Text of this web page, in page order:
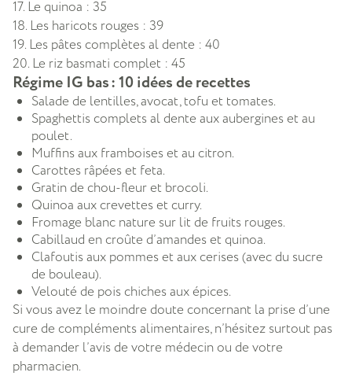
17. Le quinoa : 35
18. Les haricots rouges : 39
19. Les pâtes complètes al dente : 40
20. Le riz basmati complet : 45
Régime IG bas : 10 idées de recettes
Salade de lentilles, avocat, tofu et tomates.
Spaghettis complets al dente aux aubergines et au
poulet.
Muffins aux framboises et au citron.
Carottes râpées et feta.
Gratin de chou-fleur et brocoli.
Quinoa aux crevettes et curry.
Fromage blanc nature sur lit de fruits rouges.
Cabillaud en croûte d’amandes et quinoa.
Clafoutis aux pommes et aux cerises (avec du sucre
de bouleau).
Velouté de pois chiches aux épices.
Si vous avez le moindre doute concernant la prise d’une
cure de compléments alimentaires, n’hésitez surtout pas
à demander l’avis de votre médecin ou de votre
pharmacien.